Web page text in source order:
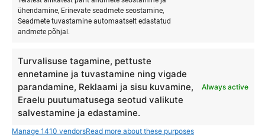
ühendamine, Erinevate seadmete seostamine,
Seadmete tuvastamine automaatselt edastatud
andmete põhjal.
Turvalisuse tagamine, pettuste
ennetamine ja tuvastamine ning vigade
parandamine, Reklaami ja sisu kuvamine,
Eraelu puutumatusega seotud valikute
salvestamine ja edastamine.
Always active
Manage 1410 vendorsRead more about these purposes
MEIST
Meie lugu
Teenus
Galerii
Surfiblogi
Toetajad
Kontakt